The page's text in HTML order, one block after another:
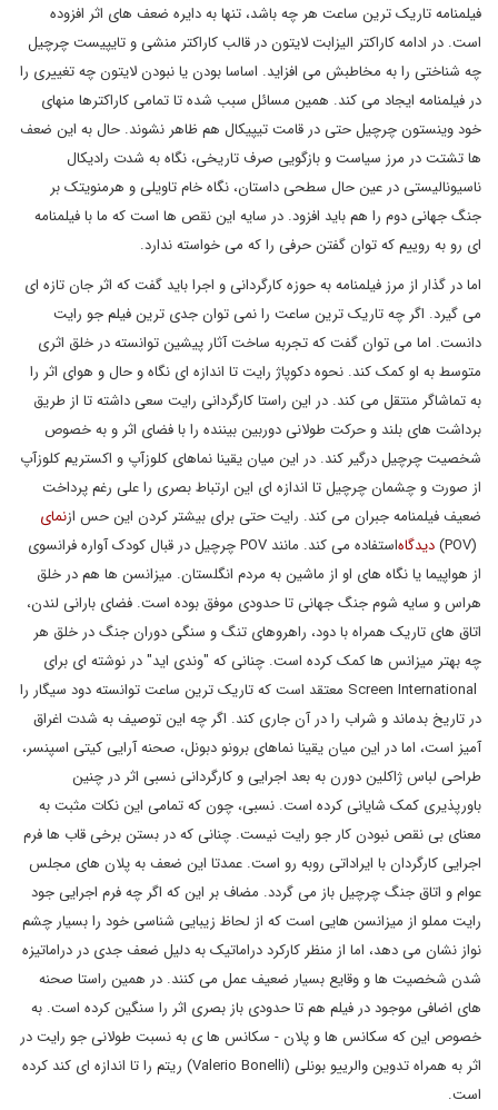
فیلمنامه تاریک ترین ساعت هر چه باشد، تنها به دایره ضعف های اثر افزوده
است. در ادامه کاراکتر الیزابت لایتون در قالب کاراکتر منشی و تایپیست چرچیل
چه شناختی را به مخاطبش می افزاید. اساسا بودن یا نبودن لایتون چه تغییری را
در فیلمنامه ایجاد می کند. همین مسائل سبب شده تا تمامی کاراکترها منهای
خود وینستون چرچیل حتی در قامت تیپیکال هم ظاهر نشوند. حال به این ضعف
ها تشتت در مرز سیاست و بازگویی صرف تاریخی، نگاه به شدت رادیکال
ناسیونالیستی در عین حال سطحی داستان، نگاه خام تاویلی و هرمنویتک بر
جنگ جهانی دوم را هم باید افزود. در سایه این نقص ها است که ما با فیلمنامه
ای رو به روییم که توان گفتن حرفی را که می خواسته ندارد.
اما در گذار از مرز فیلمنامه به حوزه کارگردانی و اجرا باید گفت که اثر جان تازه ای
می گیرد. اگر چه تاریک ترین ساعت را نمی توان جدی ترین فیلم جو رایت
دانست. اما می توان گفت که تجربه ساخت آثار پیشین توانسته در خلق اثری
متوسط به او کمک کند. نحوه دکوپاژ رایت تا اندازه ای نگاه و حال و هوای اثر را
به تماشاگر منتقل می کند. در این راستا کارگردانی رایت سعی داشته تا از طریق
برداشت های بلند و حرکت طولانی دوربین بیننده را با فضای اثر و به خصوص
شخصیت چرچیل درگیر کند. در این میان یقینا نماهای کلوزآپ و اکستریم کلوزآپ
از صورت و چشمان چرچیل تا اندازه ای این ارتباط بصری را علی رغم پرداخت
ضعیف فیلمنامه جبران می کند. رایت حتی برای بیشتر کردن این حس ازنمای
دیدگاه(POV) استفاده می کند. مانند POVچرچیل در قبال کودک آواره فرانسوی
از هواپیما یا نگاه های او از ماشین به مردم انگلستان. میزانسن ها هم در خلق
هراس و سایه شوم جنگ جهانی تا حدودی موفق بوده است. فضای بارانی لندن،
اتاق های تاریک همراه با دود، راهروهای تنگ و سنگی دوران جنگ در خلق هر
چه بهتر میزانس ها کمک کرده است. چنانی که "وندی اید" در نوشته ای برای
Screen International معتقد است که تاریک ترین ساعت توانسته دود سیگار را
در تاریخ بدماند و شراب را در آن جاری کند. اگر چه این توصیف به شدت اغراق
آمیز است، اما در این میان یقینا نماهای برونو دبونل، صحنه آرایی کیتی اسپنسر،
طراحی لباس ژاکلین دورن به بعد اجرایی و کارگردانی نسبی اثر در چنین
باورپذیری کمک شایانی کرده است. نسبی، چون که تمامی این نکات مثبت به
معنای بی نقص نبودن کار جو رایت نیست. چنانی که در بستن برخی قاب ها فرم
اجرایی کارگردان با ایراداتی روبه رو است. عمدتا این ضعف به پلان های مجلس
عوام و اتاق جنگ چرچیل باز می گردد. مضاف بر این که اگر چه فرم اجرایی جود
رایت مملو از میزانسن هایی است که از لحاظ زیبایی شناسی خود را بسیار چشم
نواز نشان می دهد، اما از منظر کارکرد دراماتیک به دلیل ضعف جدی در دراماتیزه
شدن شخصیت ها و وقایع بسیار ضعیف عمل می کنند. در همین راستا صحنه
های اضافی موجود در فیلم هم تا حدودی باز بصری اثر را سنگین کرده است. به
خصوص این که سکانس ها و پلان - سکانس ها ی به نسبت طولانی جو رایت در
اثر به همراه تدوین والرییو بونلی (Valerio Bonelli) ریتم را تا اندازه ای کند کرده
است.